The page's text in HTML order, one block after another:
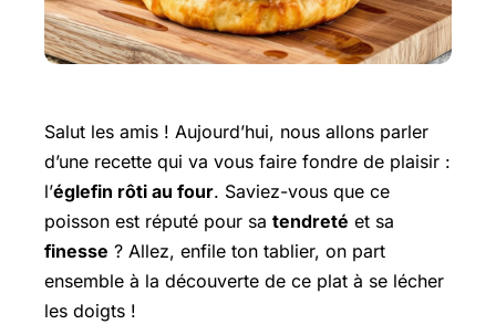
Salut les amis ! Aujourd’hui, nous allons parler
d’une recette qui va vous faire fondre de plaisir :
l’églefin rôti au four. Saviez-vous que ce
poisson est réputé pour sa tendreté et sa
finesse ? Allez, enfile ton tablier, on part
ensemble à la découverte de ce plat à se lécher
les doigts !